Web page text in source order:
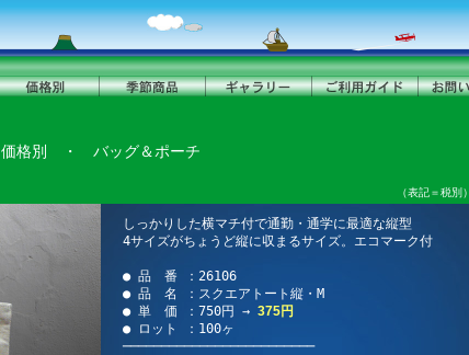
価格別 ・ バッグ＆ポーチ
（表記＝税別）
しっかりした横マチ付で通勤・通学に最適な縦型
4サイズがちょうど縦に収まるサイズ。エコマーク付
● 品 番 ：26106
● 品 名 ：スクエアトート縦・M
● 単 価 ：750円 → 375円
● ロット ：100ヶ
─────────────────────────